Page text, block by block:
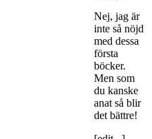
Nej, jag är
inte så nöjd
med dessa
första
böcker.
Men som
du kanske
anat så blir
det bättre!